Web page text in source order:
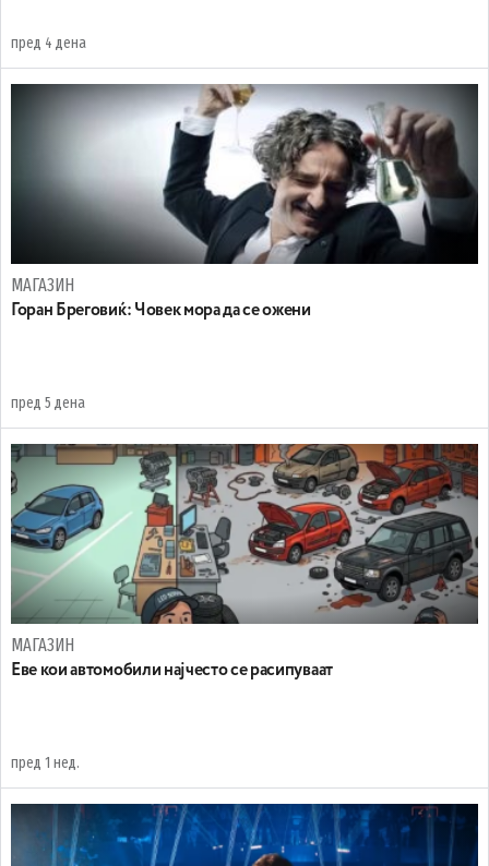
пред 4 дена
МАГАЗИН
Горан Бреговиќ: Човек мора да се ожени
пред 5 дена
МАГАЗИН
Еве кои автомобили најчесто се расипуваат
пред 1 нед.